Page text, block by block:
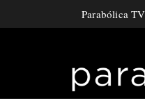
Parabólica TV